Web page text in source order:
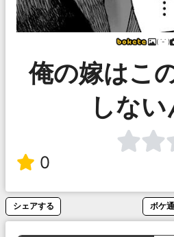
( ˙-˙ )
俺の嫁はこ
しな
0
シェアする ボケ